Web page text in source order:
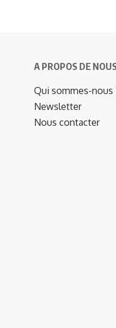
A PROPOS DE
Qui sommes-nous
Newsletter
Nous contacter